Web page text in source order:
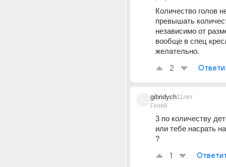
Количество голов
превышать
независимо от
вообще в спец
желательно.
2
gibridych
Гений
11лет
3 по количеству
или тебе насрать
?
1